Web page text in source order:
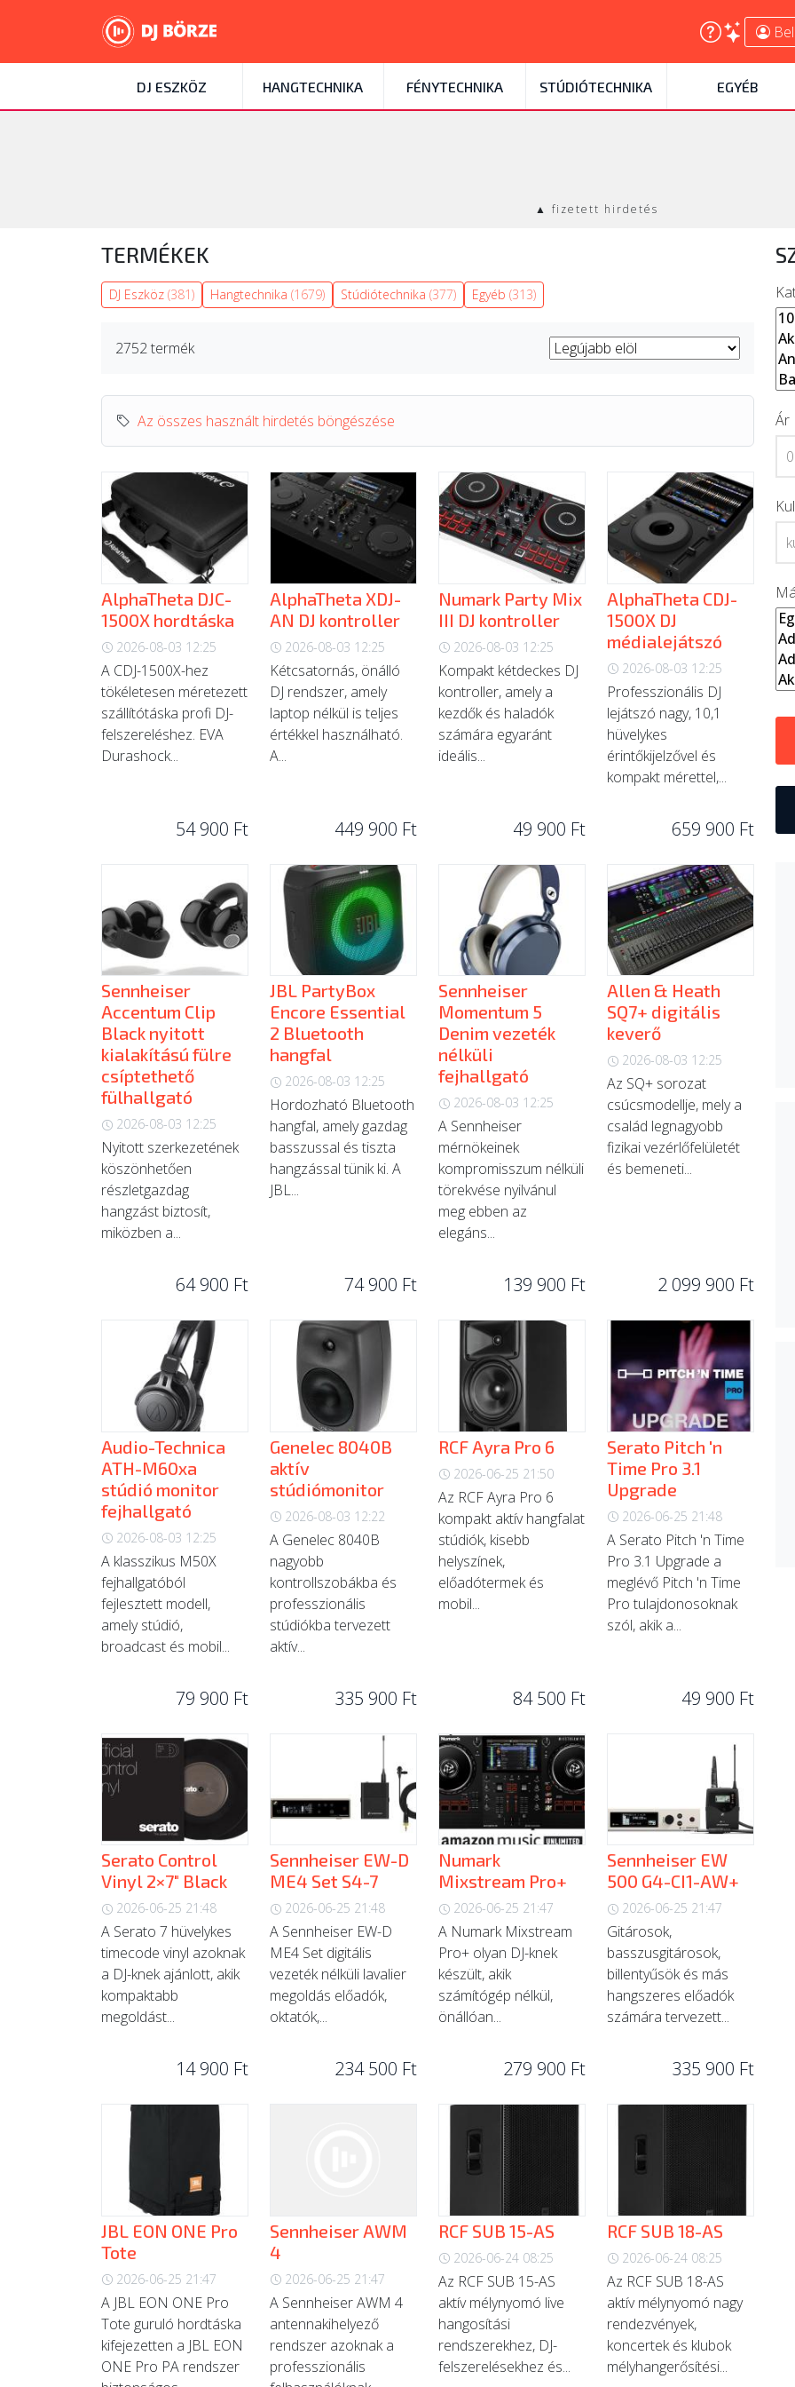
DJ ESZKÖZ HANGTECHNIKA FÉNYTECHNIKA STÚDIÓTECHNIKA EGYÉB
▲ fizetett hirdetés
TERMÉKEK
DJ Eszköz (381) Hangtechnika (1679) Stúdiótechnika (377) Egyéb (313)
2752 termék
Az összes használt hirdetés böngészése
AlphaTheta DJC-
1500X hordtáska
2026-08-03 12:25
A CDJ-1500X-hez
tökéletesen méretezett
szállítótáska profi DJ-
felszereléshez. EVA
Durashock...
54 900 Ft
AlphaTheta XDJ-
AN DJ kontroller
2026-08-03 12:25
Kétcsatornás, önálló
DJ rendszer, amely
laptop nélkül is teljes
értékkel használható.
A...
449 900 Ft
Numark Party Mix
III DJ kontroller
2026-08-03 12:25
Kompakt kétdeckes DJ
kontroller, amely a
kezdők és haladók
számára egyaránt
ideális...
49 900 Ft
AlphaTheta CDJ-
1500X DJ
médialejátszó
2026-08-03 12:25
Professzionális DJ
lejátszó nagy, 10,1
hüvelykes
érintőkijelzővel és
kompakt mérettel,...
659 900 Ft
Sennheiser
Accentum Clip
Black nyitott
kialakítású fülre
csíptethető
fülhallgató
2026-08-03 12:25
Nyitott szerkezetének
köszönhetően
részletgazdag
hangzást biztosít,
miközben a...
64 900 Ft
JBL PartyBox
Encore Essential
2 Bluetooth
hangfal
2026-08-03 12:25
Hordozható Bluetooth
hangfal, amely gazdag
basszussal és tiszta
hangzással tünik ki. A
JBL...
74 900 Ft
Sennheiser
Momentum 5
Denim vezeték
nélküli
fejhallgató
2026-08-03 12:25
A Sennheiser
mérnökeinek
kompromisszum nélküli
törekvése nyilvánul
meg ebben az
elegáns...
139 900 Ft
Allen & Heath
SQ7+ digitális
keverő
2026-08-03 12:25
Az SQ+ sorozat
csúcsmodellje, mely a
család legnagyobb
fizikai vezérlőfelületét
és bemeneti...
2 099 900 Ft
Audio-Technica
ATH-M60xa
stúdió monitor
fejhallgató
2026-08-03 12:25
A klasszikus M50X
fejhallgatóból
fejlesztett modell,
amely stúdió,
broadcast és mobil...
79 900 Ft
Genelec 8040B
aktív
stúdiómonitor
2026-08-03 12:22
A Genelec 8040B
nagyobb
kontrollszobákba és
professzionális
stúdiókba tervezett
aktív...
335 900 Ft
RCF Ayra Pro 6
2026-06-25 21:50
Az RCF Ayra Pro 6
kompakt aktív hangfalat
stúdiók, kisebb
helyszínek,
előadótermek és
mobil...
84 500 Ft
Serato Pitch 'n
Time Pro 3.1
Upgrade
2026-06-25 21:48
A Serato Pitch 'n Time
Pro 3.1 Upgrade a
meglévő Pitch 'n Time
Pro tulajdonosoknak
szól, akik a...
49 900 Ft
Serato Control
Vinyl 2×7" Black
2026-06-25 21:48
A Serato 7 hüvelykes
timecode vinyl azoknak
a DJ-knek ajánlott, akik
kompaktabb
megoldást...
14 900 Ft
Sennheiser EW-D
ME4 Set S4-7
2026-06-25 21:48
A Sennheiser EW-D
ME4 Set digitális
vezeték nélküli lavalier
megoldás előadók,
oktatók,...
234 500 Ft
Numark
Mixstream Pro+
2026-06-25 21:47
A Numark Mixstream
Pro+ olyan DJ-knek
készült, akik
számítógép nélkül,
önállóan...
279 900 Ft
Sennheiser EW
500 G4-CI1-AW+
2026-06-25 21:47
Gitárosok,
basszusgitárosok,
billentyűsök és más
hangszeres előadók
számára tervezett...
335 900 Ft
JBL EON ONE Pro
Tote
2026-06-25 21:47
A JBL EON ONE Pro
Tote guruló hordtáska
kifejezetten a JBL EON
ONE Pro PA rendszer
Sennheiser AWM
4
2026-06-25 21:47
A Sennheiser AWM 4
antennakihelyező
rendszer azoknak a
professzionális
RCF SUB 15-AS
2026-06-24 08:25
Az RCF SUB 15-AS
aktív mélynyomó live
hangosítási
rendszerekhez, DJ-
felszerelésekhez és...
RCF SUB 18-AS
2026-06-24 08:25
Az RCF SUB 18-AS
aktív mélynyomó nagy
rendezvények,
koncertek és klubok
mélyhangerősítési...
Ár